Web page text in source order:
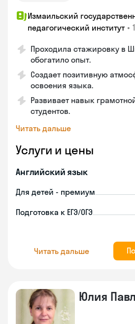
Измаильский
педагогический институт •
Проходила стажировку в
обогатило опыт.
Создает позитивную
освоения языка.
Развивает навык
студентов.
Читать дальше
Услуги и цены
Английский язык
Для детей - премиум
Подготовка к ЕГЭ/ОГЭ
Читать дальше
Юлия